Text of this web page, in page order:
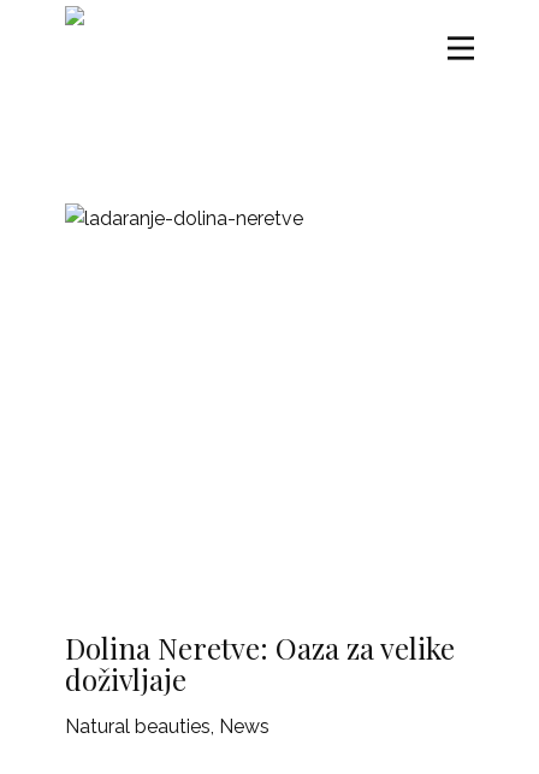
Dolina Neretve: Oaza za velike
doživljaje
Natural beauties, News